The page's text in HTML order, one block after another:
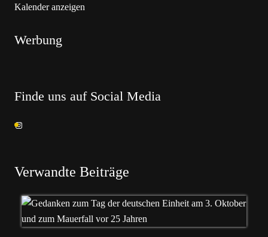
Kalender anzeigen
Werbung
Finde uns auf Social Media
Verwandte Beiträge